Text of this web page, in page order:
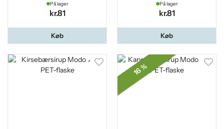
På lager
kr.81
Køb
På lager
kr.81
Køb
16 %